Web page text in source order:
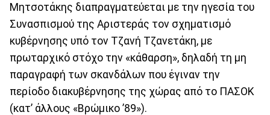
Μητσοτάκης διαπραγματεύεται με την ηγεσία του
Συνασπισμού της Αριστεράς τον σχηματισμό
κυβέρνησης υπό τον Τζανή Τζανετάκη, με
πρωταρχικό στόχο την «κάθαρση», δηλαδή τη μη
παραγραφή των σκανδάλων που έγιναν την
περίοδο διακυβέρνησης της χώρας από το ΠΑΣΟΚ
(κατ’ άλλους «Βρώμικο ’89»).